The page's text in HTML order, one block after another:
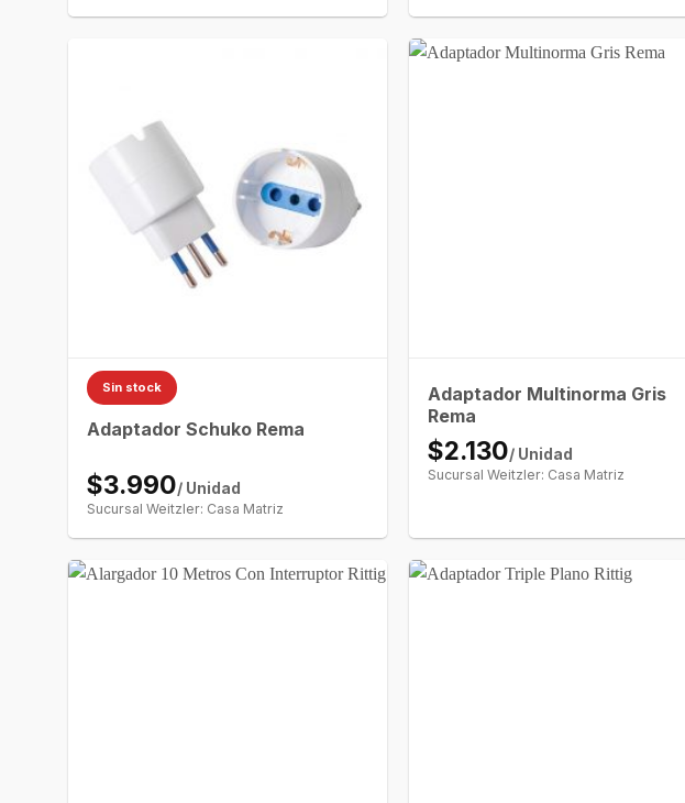
Sin stock
Adaptador Schuko Rema
$3.990/ Unidad
Sucursal Weitzler: Casa Matriz
Adaptador Multinorma Gris
Rema
$2.130/ Unidad
Sucursal Weitzler: Casa Matriz